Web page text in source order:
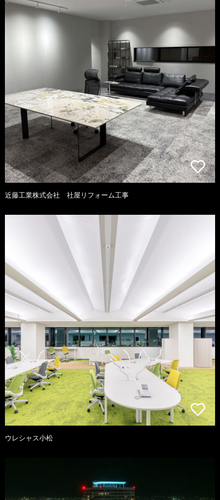
近藤工業株式会社 社屋リフォーム工事
ウレシャス小松